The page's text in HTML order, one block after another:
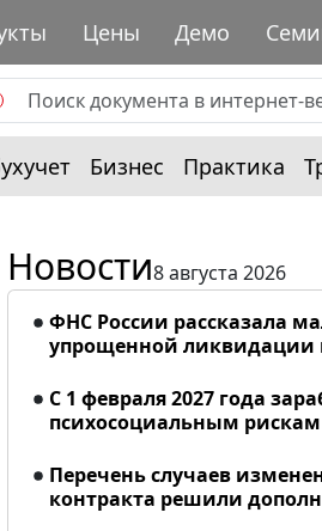
Цены Демо
Бизнес Практика
Новости8 августа 2026
ФНС России рассказала
упрощенной ликвидации
С 1 февраля 2027 года
психосоциальным
Перечень случаев
контракта решили